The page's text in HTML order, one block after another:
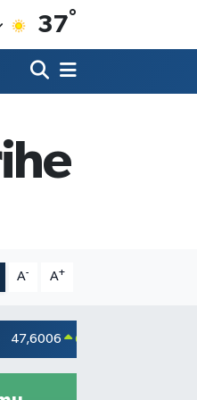
37°
A- A+
47,6006 0.06